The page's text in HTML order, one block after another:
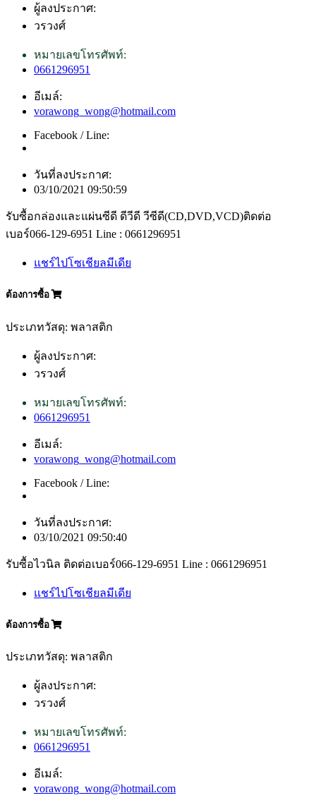
ผู้ลงประกาศ:
วรวงศ์
หมายเลขโทรศัพท์:
0661296951
อีเมล์:
vorawong_wong@hotmail.com
Facebook / Line:
วันที่ลงประกาศ:
03/10/2021 09:50:59
รับซื้อกล่องและแผ่นซีดี ดีวีดี วีซีดี(CD,DVD,VCD)ติดต่อ
เบอร์066-129-6951 Line : 0661296951
แชร์ไปโซเชียลมีเดีย
ต้องการซื้อ
ประเภทวัสดุ: พลาสติก
ผู้ลงประกาศ:
วรวงศ์
หมายเลขโทรศัพท์:
0661296951
อีเมล์:
vorawong_wong@hotmail.com
Facebook / Line:
วันที่ลงประกาศ:
03/10/2021 09:50:40
รับซื้อไวนิล ติดต่อเบอร์066-129-6951 Line : 0661296951
แชร์ไปโซเชียลมีเดีย
ต้องการซื้อ
ประเภทวัสดุ: พลาสติก
ผู้ลงประกาศ:
วรวงศ์
หมายเลขโทรศัพท์:
0661296951
อีเมล์:
vorawong_wong@hotmail.com